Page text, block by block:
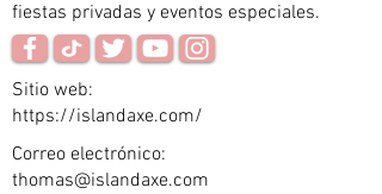
fiestas privadas y eventos especiales.
Sitio web:
https://islandaxe.com/
Correo electrónico:
thomas@islandaxe.com